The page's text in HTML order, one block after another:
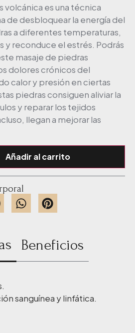
volcánica es una técnica
de desbloquear la energía del
a diferentes temperaturas,
y reconduce el estrés. Podrás
masaje de piedras
dolores crónicos del
calor y presión en ciertas
piedras consiguen aliviar la
y reparar los tejidos
llegan a mejorar las
Añadir al carrito
Beneficios
sanguínea y linfática.